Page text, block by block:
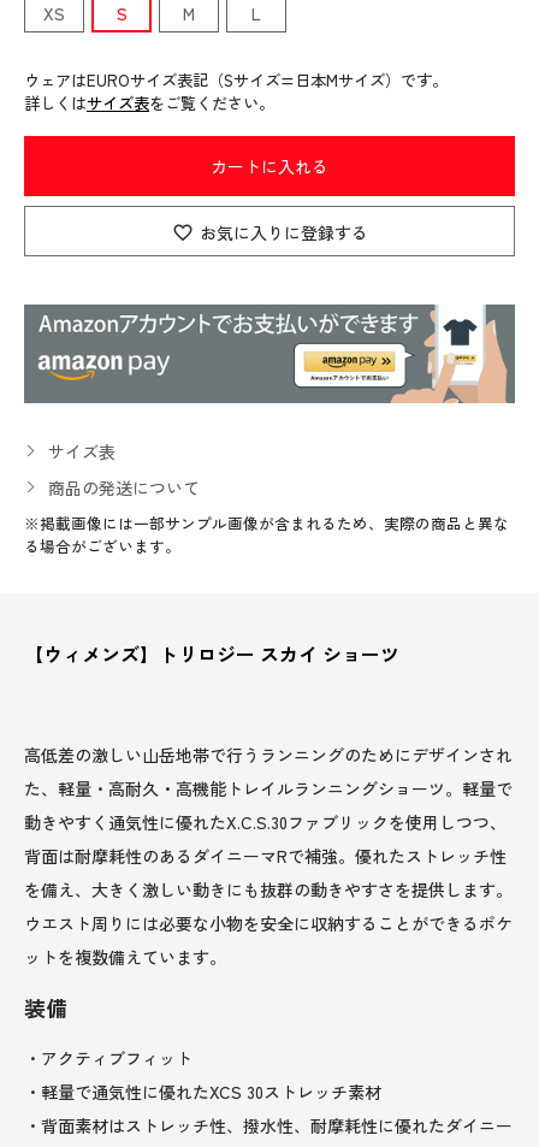
XS
S M L
ウェアはEUROサイズ表記（Sサイズ=日本Mサイズ）です。
詳しくはサイズ表をご覧ください。
カートに入れる
お気に入りに登録する
サイズ表
商品の発送について
※掲載画像には一部サンプル画像が含まれるため、実際の商品と異な
る場合がございます。
【ウィメンズ】トリロジー スカイ ショーツ
高低差の激しい山岳地帯で行うランニングのためにデザインされ
た、軽量・高耐久・高機能トレイルランニングショーツ。軽量で
動きやすく通気性に優れたX.C.S.30ファブリックを使用しつつ、
背面は耐摩耗性のあるダイニーマRで補強。優れたストレッチ性
を備え、大きく激しい動きにも抜群の動きやすさを提供します。
ウエスト周りには必要な小物を安全に収納することができるポケ
ットを複数備えています。
装備
・アクティブフィット
・軽量で通気性に優れたXCS 30ストレッチ素材
・背面素材はストレッチ性、撥水性、耐摩耗性に優れたダイニー